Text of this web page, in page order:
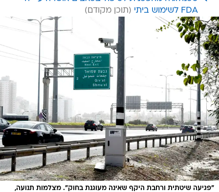
FDA לשימוש ביתי
"פגיעה שיטתית ורחבת היקף שאינה מעוגנת בחוק". מצלמות תנועה,